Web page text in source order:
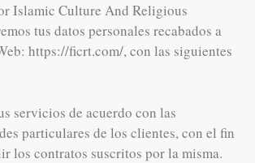
Islamic Culture And Religious
tus datos personales recabados a
https://ficrt.com/, con las siguientes
servicios de acuerdo con las
particulares de los clientes, con el fin
los contratos suscritos por la misma.